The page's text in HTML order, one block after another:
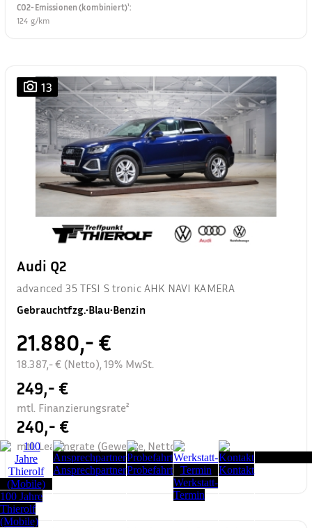
CO2-Emissionen (kombiniert)¹:
124 g/km
13
Audi Q2
advanced 35 TFSI S tronic AHK NAVI KAMERA
Gebrauchtfzg.•Blau•Benzin
21.880,- €
18.387,- € (Netto), 19% MwSt.
249,- €
mtl. Finanzierungsrate²
240,- €
mtl. Leasingrate (Gewerbe, Netto)³
100 Jahre
Thierolf
(Mobile)
AnsprechpartnerProbefahrt
Werkstatt-
Termin
Kontakt